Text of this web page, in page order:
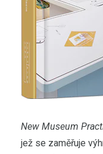
New Museum
jež se zaměřuje